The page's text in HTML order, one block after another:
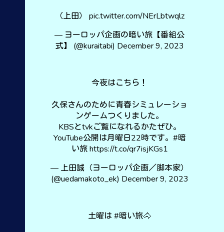
（上田） pic.twitter.com/NErLbtwqlz
— ヨーロッパ企画の暗い旅【番組公
式】 (@kuraitabi) December 9, 2023
今夜はこちら！
久保さんのために青春シミュレーショ
ンゲームつくりました。
KBSとtvkご覧になれるかたぜひ。
YouTube公開は月曜日22時です。 #暗
い旅 https://t.co/qr7isjKGs1
— 上田誠（ヨーロッパ企画／脚本家）
(@uedamakoto_ek) December 9, 2023
土曜は#暗い旅🐴